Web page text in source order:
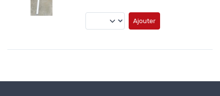
Ajouter